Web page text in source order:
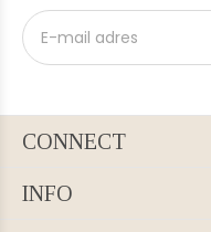
CONNECT
INFO